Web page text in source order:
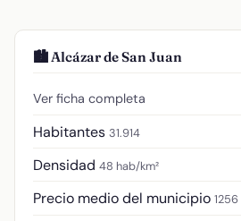
🏙️ Alcázar de San Juan
Ver ficha completa
Habitantes 31.914
Densidad 48 hab/km²
Precio medio del municipio